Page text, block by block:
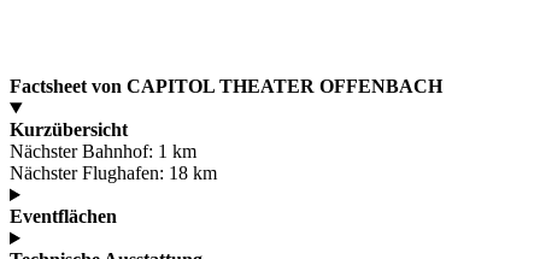
Factsheet von CAPITOL THEATER OFFENBACH
Kurzübersicht
Nächster Bahnhof: 1 km
Nächster Flughafen: 18 km
Eventflächen